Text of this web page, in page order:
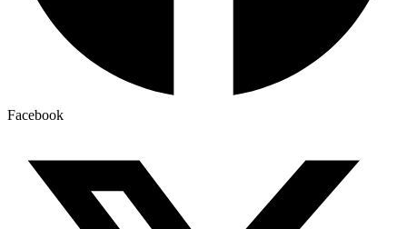
Facebook